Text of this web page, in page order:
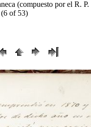
(compuesto por el R.
(6 of 53)